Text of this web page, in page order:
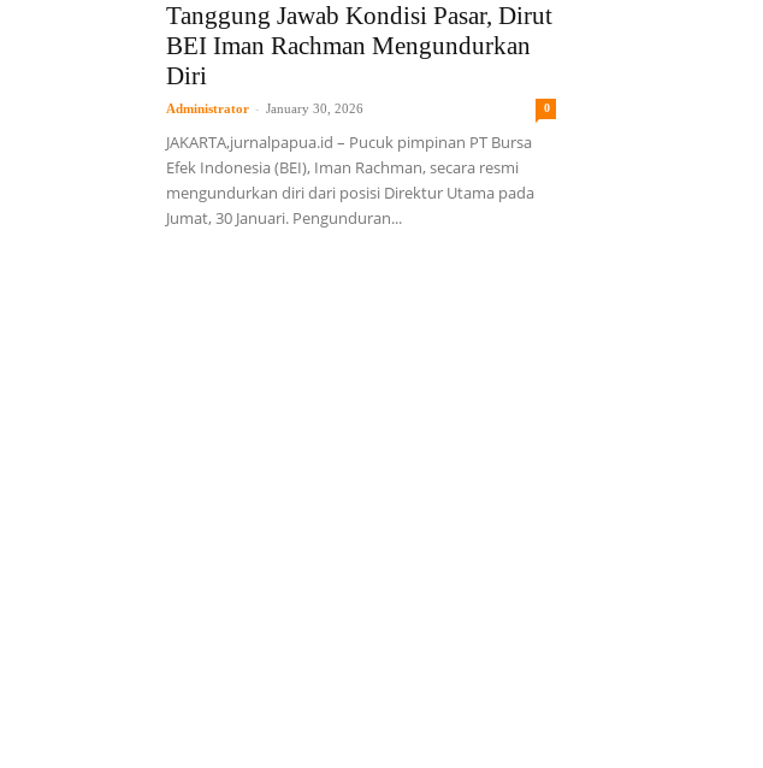
Tanggung Jawab Kondisi Pasar, Dirut
BEI Iman Rachman Mengundurkan
Diri
Administrator - January 30, 2026 0
JAKARTA,jurnalpapua.id – Pucuk pimpinan PT Bursa
Efek Indonesia (BEI), Iman Rachman, secara resmi
mengundurkan diri dari posisi Direktur Utama pada
Jumat, 30 Januari. Pengunduran...